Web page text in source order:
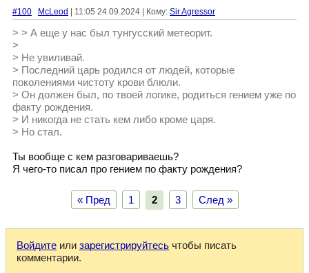
#100 McLeod | 11:05 24.09.2024 | Кому: Sir Agressor
> > А еще у нас был тунгусский метеорит.
>
> Не увиливай.
> Последний царь родился от людей, которые
поколениями чистоту крови блюли.
> Он должен был, по твоей логике, родиться гением уже по
факту рождения.
> И никогда не стать кем либо кроме царя.
> Но стал.
Ты вообще с кем разговариваешь?
Я чего-то писал про гением по факту рождения?
« Пред 1 2 3 След »
Войдите или зарегистрируйтесь чтобы писать
комментарии.